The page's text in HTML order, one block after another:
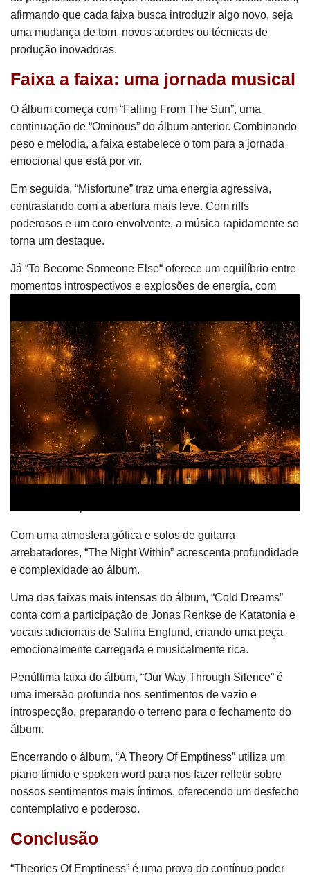
afirmando que cada faixa busca introduzir algo novo, seja
uma mudança de tom, novos acordes ou técnicas de
produção inovadoras.
Faixa a faixa: uma jornada musical
O álbum começa com “Falling From The Sun”, uma
continuação de “Ominous” do álbum anterior. Combinando
peso e melodia, a faixa estabelece o tom para a jornada
emocional que está por vir.
Em seguida, “Misfortune” traz uma energia agressiva,
contrastando com a abertura mais leve. Com riffs
poderosos e um coro envolvente, a música rapidamente se
torna um destaque.
Já “To Become Someone Else“ oferece um equilíbrio entre
momentos introspectivos e explosões de energia, com
versatilidade da banda.
“Say” mistura peso com teclados hipnotizantes e partes
instrumentais imprevisíveis, criando uma experiência
auditiva envolvente e dinâmica.
Uma balada que transborda emoção, “Ghost Of My Hero”
conduz o ouvinte por uma narrativa melancólica, com
vocais apaixonados e arranjos orquestrais.
We Are The North, esta faixa traz riffs furiosos e uma
Com uma atmosfera gótica e solos de guitarra
arrebatadores, “The Night Within” acrescenta profundidade
e complexidade ao álbum.
Uma das faixas mais intensas do álbum, “Cold Dreams”
conta com a participação de Jonas Renkse de Katatonia e
vocais adicionais de Salina Englund, criando uma peça
emocionalmente carregada e musicalmente rica.
Penúltima faixa do álbum, “Our Way Through Silence” é
uma imersão profunda nos sentimentos de vazio e
introspecção, preparando o terreno para o fechamento do
álbum.
Encerrando o álbum, “A Theory Of Emptiness” utiliza um
piano tímido e spoken word para nos fazer refletir sobre
nossos sentimentos mais íntimos, oferecendo um desfecho
contemplativo e poderoso.
Conclusão
“Theories Of Emptiness” é uma prova do contínuo poder